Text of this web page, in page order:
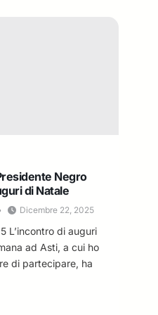
Negro
di Natale
Dicembre 22, 2025
L’incontro di auguri
ad Asti, a cui ho
di partecipare, ha